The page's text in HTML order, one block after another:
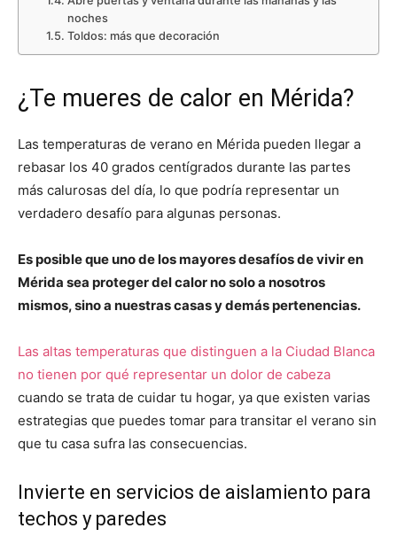
noches
Toldos: más que decoración
¿Te mueres de calor en Mérida?
Las temperaturas de verano en Mérida pueden llegar a
rebasar los 40 grados centígrados durante las partes
más calurosas del día, lo que podría representar un
verdadero desafío para algunas personas.
Es posible que uno de los mayores desafíos de vivir en
Mérida sea proteger del calor no solo a nosotros
mismos, sino a nuestras casas y demás pertenencias.
Las altas temperaturas que distinguen a la Ciudad Blanca
no tienen por qué representar un dolor de cabeza
cuando se trata de cuidar tu hogar, ya que existen varias
estrategias que puedes tomar para transitar el verano sin
que tu casa sufra las consecuencias.
Invierte en servicios de aislamiento para
techos y paredes